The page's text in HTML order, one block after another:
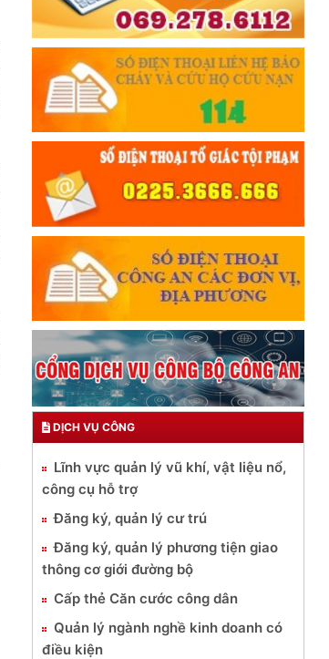
DỊCH VỤ CÔNG
Lĩnh vực quản lý vũ khí, vật liệu nổ,
công cụ hỗ trợ
Đăng ký, quản lý cư trú
Đăng ký, quản lý phương tiện giao
thông cơ giới đường bộ
Cấp thẻ Căn cước công dân
Quản lý ngành nghề kinh doanh có
điều kiện